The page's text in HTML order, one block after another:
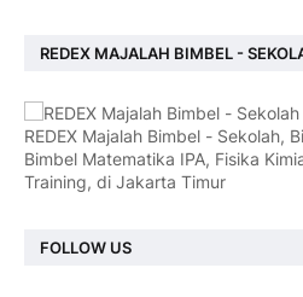
REDEX MAJALAH BIMBEL -
REDEX Majalah Bimbel - Sekolah,
Bimbel Matematika IPA, Fisika
Training, di Jakarta Timur
FOLLOW US